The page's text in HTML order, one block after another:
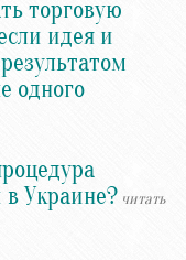
торговую
идея и
одного
Украине? читать